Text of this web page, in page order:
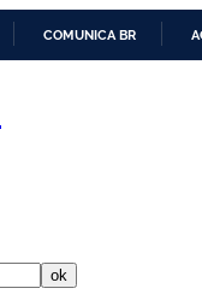
COMUNICA BR